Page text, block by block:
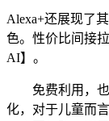
Alexa+还展现了
色。性价比间接
AI】。
免费利用，也
化，对于儿童而